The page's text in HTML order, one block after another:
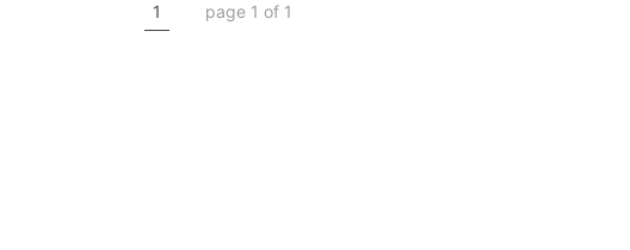
1 page 1 of 1